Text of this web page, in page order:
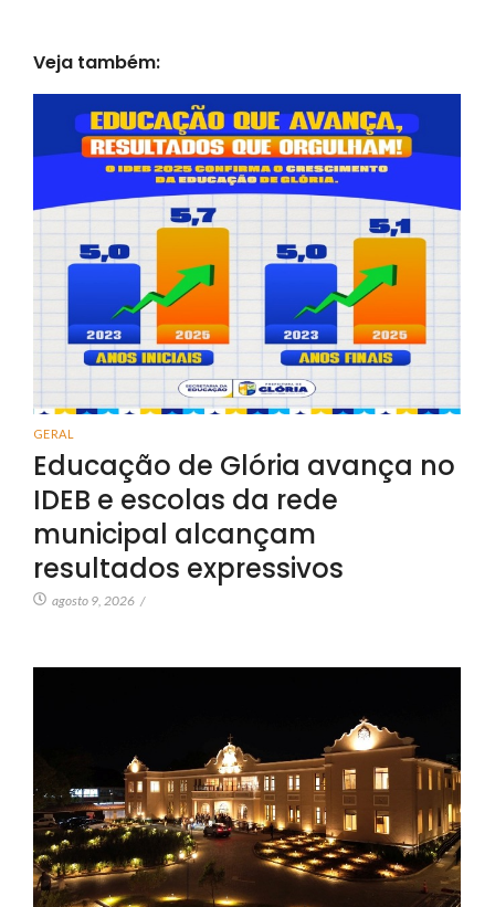
Veja também:
GERAL
Educação de Glória avança no
IDEB e escolas da rede
municipal alcançam
resultados expressivos
agosto 9, 2026 /